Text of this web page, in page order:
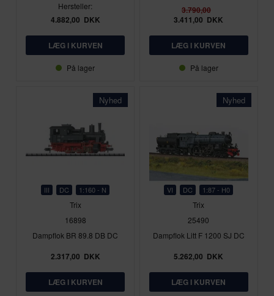
Hersteller:
4.882,00 DKK
På lager
3.790,00
3.411,00 DKK
På lager
Nyhed
III DC 1:160 - N
Trix
16898
Dampflok BR 89.8 DB DC
2.317,00 DKK
Nyhed
VI DC 1:87 - H0
Trix
25490
Dampflok Litt F 1200 SJ DC
5.262,00 DKK